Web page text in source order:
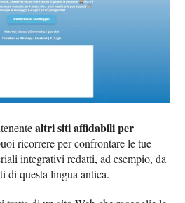
altri siti affidabili per
ricorrere per confrontare le tue
integrativi redatti, ad esempio, da
di questa lingua antica.